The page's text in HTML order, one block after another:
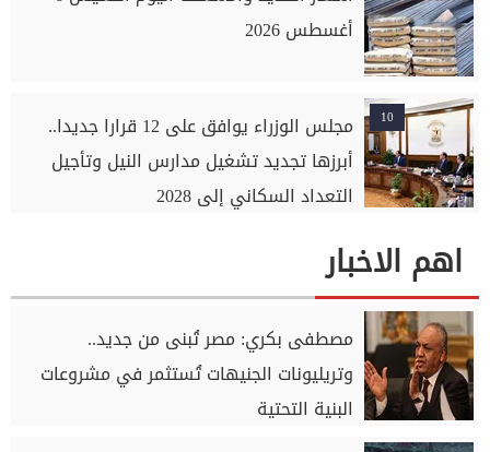
أغسطس 2026
10
مجلس الوزراء يوافق على 12 قرارا جديدا..
أبرزها تجديد تشغيل مدارس النيل وتأجيل
التعداد السكاني إلى 2028
اهم الاخبار
مصطفى بكري: مصر تُبنى من جديد..
وتريليونات الجنيهات تُستثمر في مشروعات
البنية التحتية